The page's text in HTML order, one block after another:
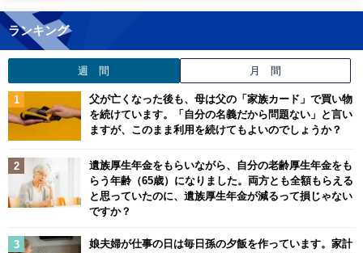
ランキング
週 間 月 間
父が亡くなった後も、母は父の「家族カード」で買い物
を続けています。「自分の名義だから問題ない」と言い
ますが、このまま利用を続けてもよいのでしょうか？
遺族厚生年金をもらいながら、自分の老齢厚生年金をも
らう年齢（65歳）になりました。両方とも全額もらえる
と思っていたのに、遺族厚生年金が減るって損じゃない
ですか？
娘夫婦が仕事の日は毎日孫の夕飯を作っています。家計